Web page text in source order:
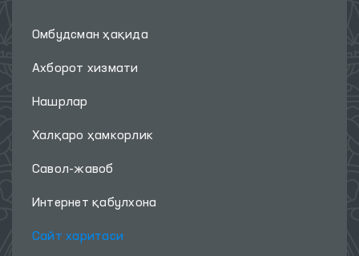
Омбудсман ҳақида
Ахборот хизмати
Нашрлар
Халқаро ҳамкорлик
Савол-жавоб
Интернет қабулхона
Сайт харитаси